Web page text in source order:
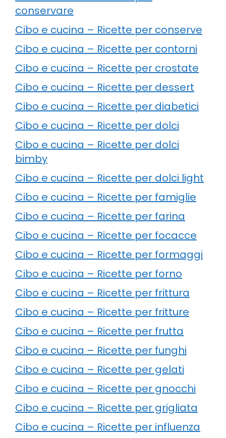
conservare
Cibo e cucina – Ricette per conserve
Cibo e cucina – Ricette per contorni
Cibo e cucina – Ricette per crostate
Cibo e cucina – Ricette per dessert
Cibo e cucina – Ricette per diabetici
Cibo e cucina – Ricette per dolci
Cibo e cucina – Ricette per dolci
bimby
Cibo e cucina – Ricette per dolci light
Cibo e cucina – Ricette per famiglie
Cibo e cucina – Ricette per farina
Cibo e cucina – Ricette per focacce
Cibo e cucina – Ricette per formaggi
Cibo e cucina – Ricette per forno
Cibo e cucina – Ricette per frittura
Cibo e cucina – Ricette per fritture
Cibo e cucina – Ricette per frutta
Cibo e cucina – Ricette per funghi
Cibo e cucina – Ricette per gelati
Cibo e cucina – Ricette per gnocchi
Cibo e cucina – Ricette per grigliata
Cibo e cucina – Ricette per influenza